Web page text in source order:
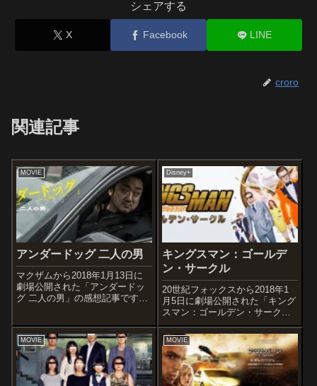
シェアする
X Facebook LINE
croro
関連記事
MOVIE
アンダードッグ 二人の男
マクザムから2018年1月13日に
劇場公開された「アンダードッ
グ 二人の男」の感想記事です。
ジニルは、恋人ガヨンや仲間た
ちとともに盗みを繰り返して日
銭を稼いでいた。 そんなある
日、ジニ...
Disney+
キングスマン：ゴールデ
ン・サークル
20世紀フォックスから2018年1
月5日に劇場公開された「キング
スマン：ゴールデン・サーク
ル」の感想記事です。興行収入4
億ドル超えのメガヒットを記録
した『キングスマン』(2014)の
続編作品です。オススメ度あら
すじ＆予告編人類抹殺計画から
世...
MOVIE MOVIE